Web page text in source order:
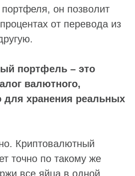
портфеля, он позволит
от перевода из
портфель – это
валютного,
для хранения реальных
Криптовалютный
точно по такому же
все яйца в одной